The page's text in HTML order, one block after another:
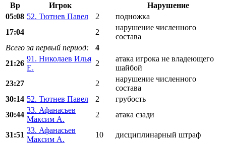
Вр Игрок
Нарушение
05:08 52. Тютнев Павел 2
подножка
17:04
2
нарушение численного
состава
Всего за первый период:
4
21:26
91. Николаев Илья
Е.
2
атака игрока не владеющего
шайбой
23:27
2
нарушение численного
состава
30:14 52. Тютнев Павел 2
грубость
30:44
33. Афанасьев
Максим А.
2 атака сзади
31:51
33. Афанасьев
Максим А.
10
дисциплинарный штраф